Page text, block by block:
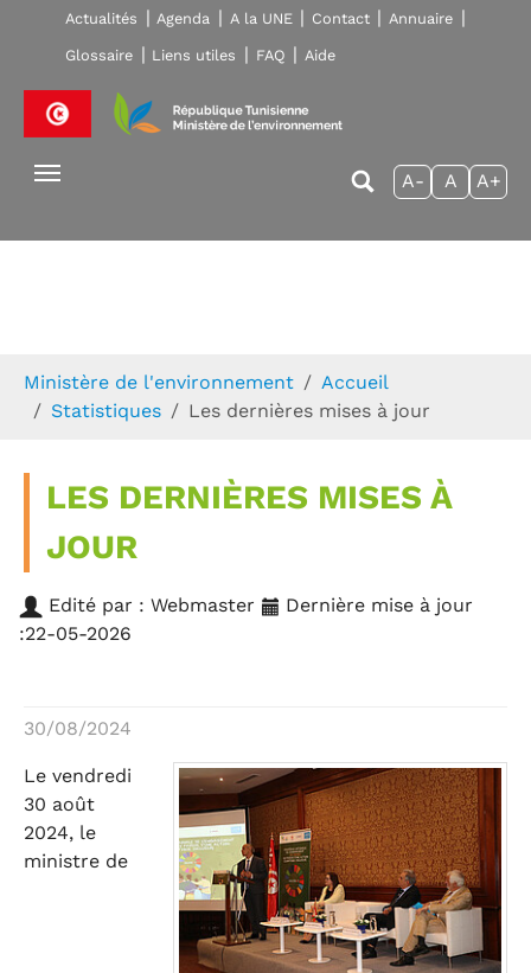
Skip to main navigation
Aller au contenu principal
Skip to page footer
Actualités Agenda A la UNE Contact Annuaire
Glossaire Liens utiles FAQ Aide
A- A A+
Ministère de l'environnement
Accueil
Statistiques
Les dernières mises à jour
LES DERNIÈRES MISES À
JOUR
Edité par : Webmaster
Dernière mise à jour
:22-05-2026
30/08/2024
Le vendredi
30 août
2024, le
ministre de